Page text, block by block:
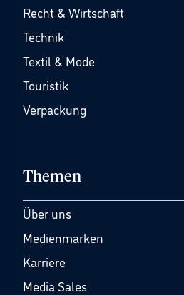
Recht & Wirtschaft
Technik
Textil & Mode
Touristik
Verpackung
Themen
Über uns
Medienmarken
Karriere
Media Sales